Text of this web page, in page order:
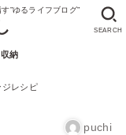
”ゆるライフブログ”
収納
SEARCH
ジレシピ
puchi